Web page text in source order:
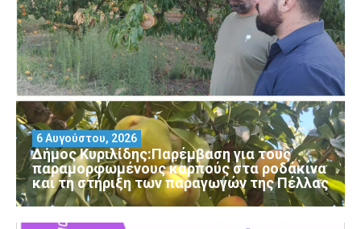
Δήμος Κυριλίδης:Παρέμβαση για τους
παραμορφωμένους καρπούς στα ροδάκινα
και τη στήριξη των παραγωγών της Πέλλας
6 Αυγούστου, 2026